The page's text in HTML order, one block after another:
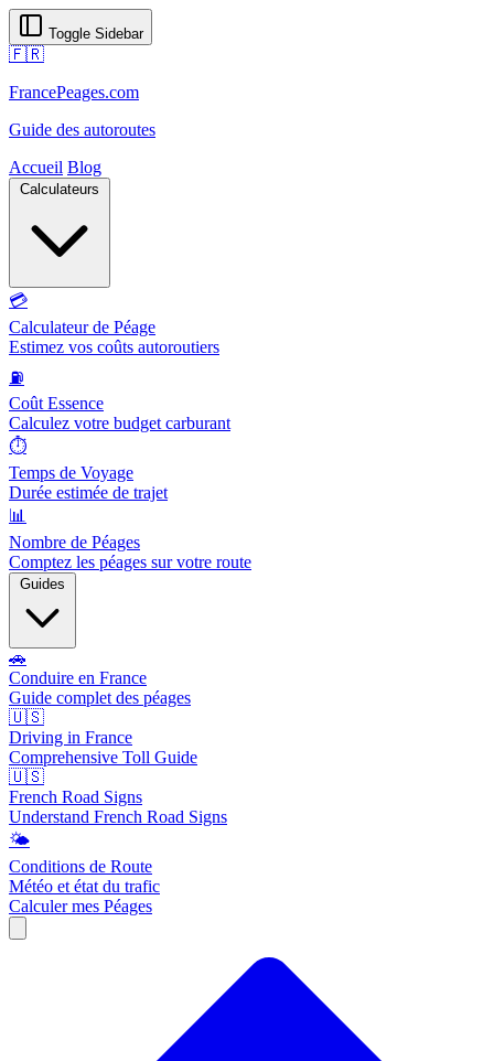
Toggle Sidebar
🇫🇷
FrancePeages.com
Guide des autoroutes
Accueil Blog
Calculateurs
💳
Calculateur de Péage
Estimez vos coûts autoroutiers
⛽
Coût Essence
Calculez votre budget carburant
⏱️
Temps de Voyage
Durée estimée de trajet
📊
Nombre de Péages
Comptez les péages sur votre route
Guides
🚗
Conduire en France
Guide complet des péages
🇺🇸
Driving in France
Comprehensive Toll Guide
🇺🇸
French Road Signs
Understand French Road Signs
🌤️
Conditions de Route
Météo et état du trafic
Calculer mes Péages